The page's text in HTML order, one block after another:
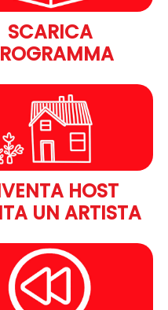
SCARICA
HOST
UN ARTISTA